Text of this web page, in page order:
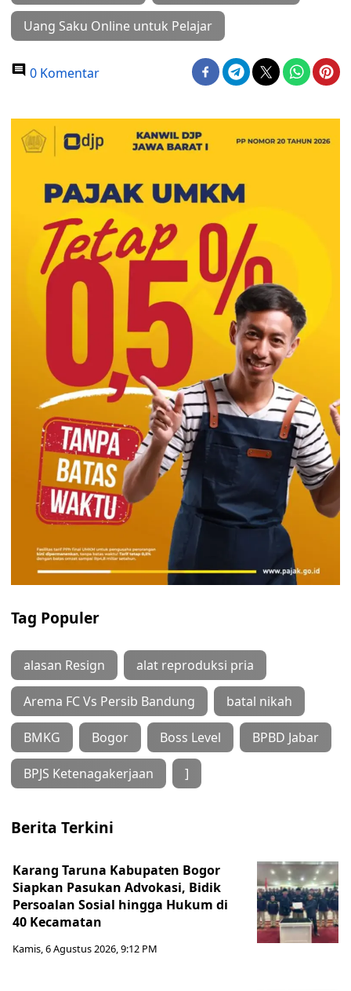
Uang Saku Online untuk Pelajar
0 Komentar
Tag Populer
alasan Resign alat reproduksi pria
Arema FC Vs Persib Bandung batal nikah
BMKG Bogor Boss Level BPBD Jabar
BPJS Ketenagakerjaan ]
Berita Terkini
Karang Taruna Kabupaten Bogor
Siapkan Pasukan Advokasi, Bidik
Persoalan Sosial hingga Hukum di
40 Kecamatan
Kamis, 6 Agustus 2026, 9:12 PM